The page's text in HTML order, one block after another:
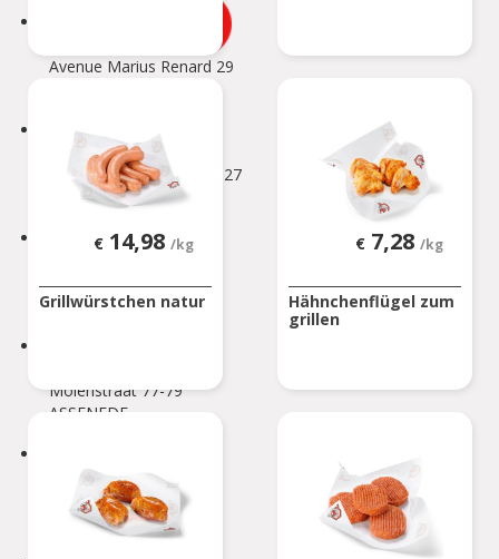
Avenue Marius Renard 29
ANDERLUES
Chaussée de Charleroi 127
ANDERLUES
ANTOING
Rue Louvieaux 5
ANTOING
Molenstraat 77-79
ASSENEDE
Rue de Soignies
ATH
€ 14,98 /kg
Grillwürstchen natur
€ 7,28 /kg
Hähnchenflügel zum
grillen